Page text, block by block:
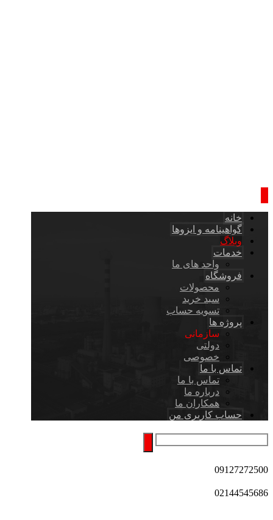
خانه
گواهینامه و ایزوها
وبلاگ
خدمات
واحد های ما
فروشگاه
محصولات
سبد خرید
تسویه حساب
پروژه ها
سازمانی
دولتی
خصوصی
تماس با ما
تماس با ما
درباره ما
همکاران ما
حساب کاربری من
09127272500
02144545686